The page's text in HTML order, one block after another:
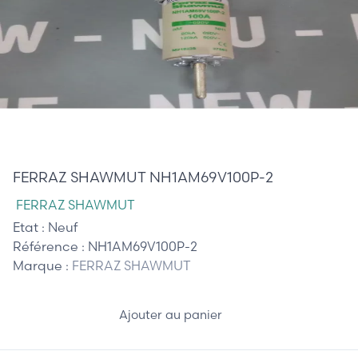
FERRAZ SHAWMUT NH1AM69V100P-2
FERRAZ SHAWMUT
Etat : Neuf
Référence : NH1AM69V100P-2
Marque : FERRAZ SHAWMUT
Ajouter au panier